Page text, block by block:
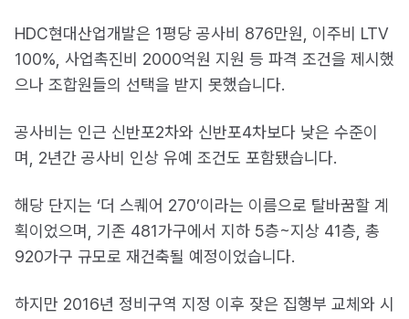
HDC현대산업개발은 1평당 공사비 876만원, 이주비 LTV
100%, 사업촉진비 2000억원 지원 등 파격 조건을 제시했
으나 조합원들의 선택을 받지 못했습니다.
공사비는 인근 신반포2차와 신반포4차보다 낮은 수준이
며, 2년간 공사비 인상 유예 조건도 포함됐습니다.
해당 단지는 ‘더 스퀘어 270’이라는 이름으로 탈바꿈할 계
획이었으며, 기존 481가구에서 지하 5층~지상 41층, 총
920가구 규모로 재건축될 예정이었습니다.
하지만 2016년 정비구역 지정 이후 잦은 집행부 교체와 시